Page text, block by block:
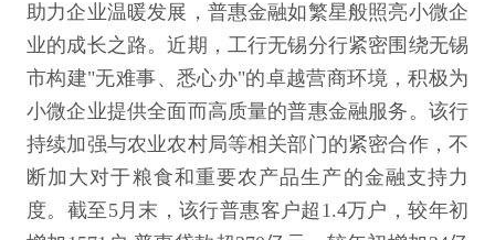
助力企业温暖发展，普惠金融如繁星般照亮小微企
业的成长之路。近期，工行无锡分行紧密围绕无锡
市构建"无难事、悉心办"的卓越营商环境，积极为
小微企业提供全面而高质量的普惠金融服务。该行
持续加强与农业农村局等相关部门的紧密合作，不
断加大对于粮食和重要农产品生产的金融支持力
度。截至5月末，该行普惠客户超1.4万户，较年初